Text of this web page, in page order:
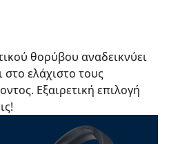
θορύβου αναδεικνύει
ελάχιστο τους
Εξαιρετική επιλογή